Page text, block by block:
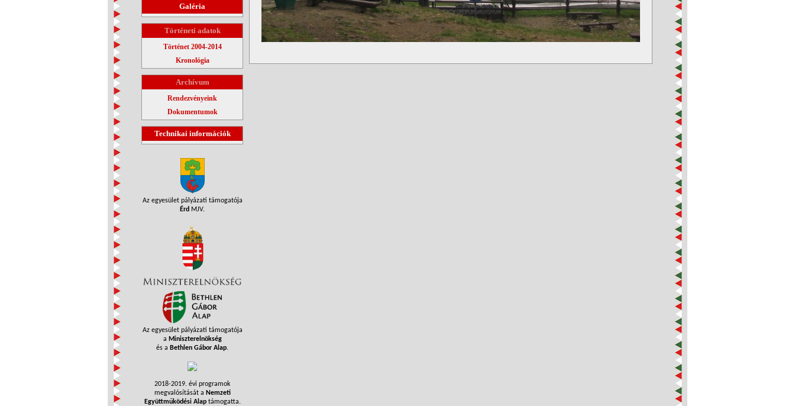
Galéria
Történeti adatok
Történet 2004-2014
Kronológia
Archívum
Rendezvényeink
Dokumentumok
Technikai információk
Az egyesület pályázati támogatója
Érd MJV.
Az egyesület pályázati támogatója
a Miniszterelnökség
és a Bethlen Gábor Alap.
2018-2019. évi programok
megvalósítását a Nemzeti
Együttműködési Alaptámogatta.